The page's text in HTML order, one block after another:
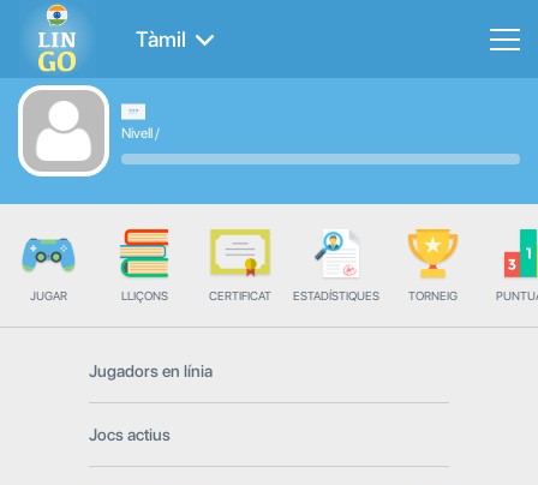
Tàmil
Nivell/
JUGAR LLIÇONS CERTIFICAT ESTADÍSTIQUES TORNEIG
Jugadors en línia
Jocs actius